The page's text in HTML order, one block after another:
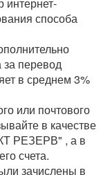
способа
за перевод
в среднем 3%
или почтового
в качестве
РЕЗЕРВ" , а в
счета.
зачислены в